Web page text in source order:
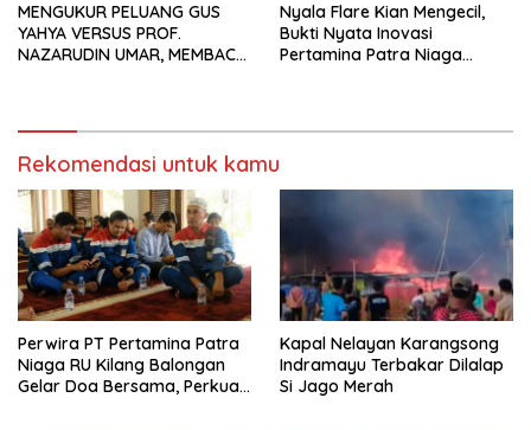
MENGUKUR PELUANG GUS
YAHYA VERSUS PROF.
NAZARUDIN UMAR, MEMBACA
Nyala Flare Kian Mengecil,
Bukti Nyata Inovasi
Pertamina Patra Niaga
Rekomendasi untuk kamu
Perwira PT Pertamina Patra
Niaga RU Kilang Balongan
Gelar Doa Bersama, Perkuat
Kapal Nelayan Karangsong
Indramayu Terbakar Dilalap
Si Jago Merah